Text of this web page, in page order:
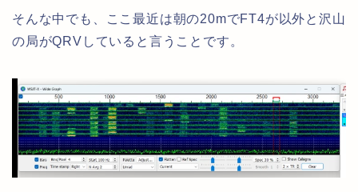
そんな中でも、ここ最近は朝の20mでFT4が以外と沢山
の局がQRVしていると言うことです。